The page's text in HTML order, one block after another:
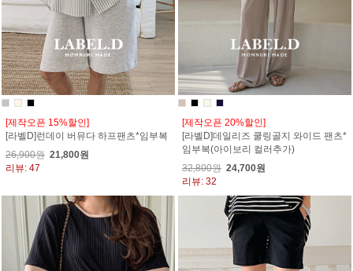
[제작오픈 15%할인]
[라벨D]런데이 버뮤다 하프팬츠*임부복
26,900원 21,800원
리뷰: 47
[제작오픈 20%할인]
[라벨D]데일리즈 쿨링골지 와이드 팬츠*
임부복(아이보리 컬러추가)
32,800원 24,700원
리뷰: 32